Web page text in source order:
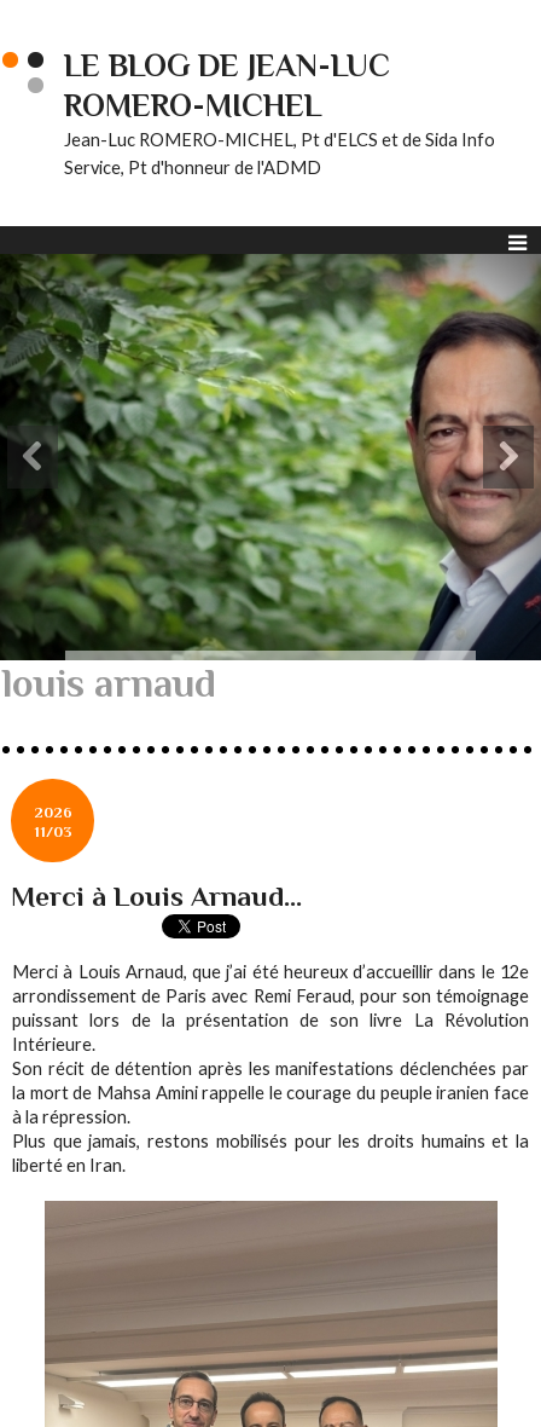
LE BLOG DE JEAN-LUC
ROMERO-MICHEL
Jean-Luc ROMERO-MICHEL, Pt d'ELCS et de Sida Info
Service, Pt d'honneur de l'ADMD
louis arnaud
2026
11/03
Merci à Louis Arnaud...
Merci à Louis Arnaud, que j’ai été heureux d’accueillir dans le 12e
arrondissement de Paris avec Remi Feraud, pour son témoignage
puissant lors de la présentation de son livre La Révolution
Intérieure.
Son récit de détention après les manifestations déclenchées par
la mort de Mahsa Amini rappelle le courage du peuple iranien face
à la répression.
Plus que jamais, restons mobilisés pour les droits humains et la
liberté en Iran.